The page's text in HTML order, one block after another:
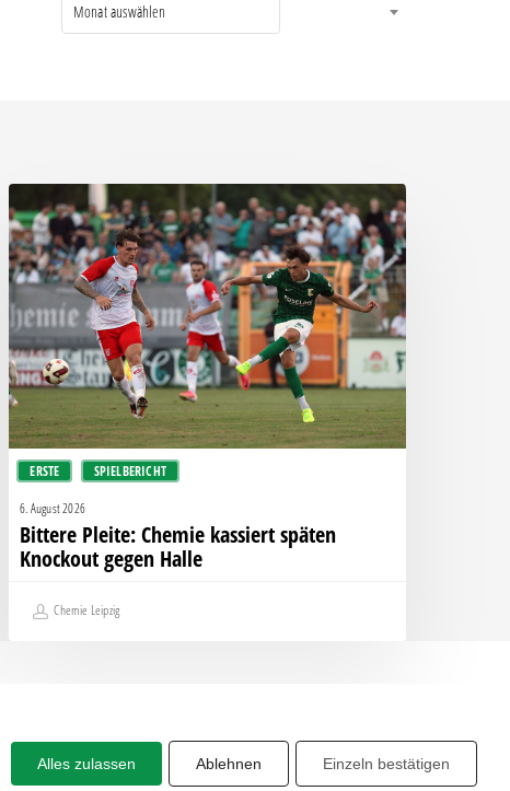
Monat auswählen
ERSTE SPIELBERICHT
Bittere
Pleite:
Chemie
kassiert
späten
Knockout
gegen
Halle
6. August 2026
Bittere Pleite: Chemie kassiert späten
Knockout gegen Halle
Chemie Leipzig
Share
Alles zulassen Ablehnen Einzeln bestätigen